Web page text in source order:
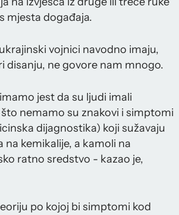
mjesta događaja.
vojnici navodno imaju,
disanju, ne govore nam mnogo.
jest da su ljudi imali
nemamo su znakovi i simptomi
dijagnostika) koji sužavaju
na kemikalije, a kamoli na
ratno sredstvo - kazao je,
po kojoj bi simptomi kod